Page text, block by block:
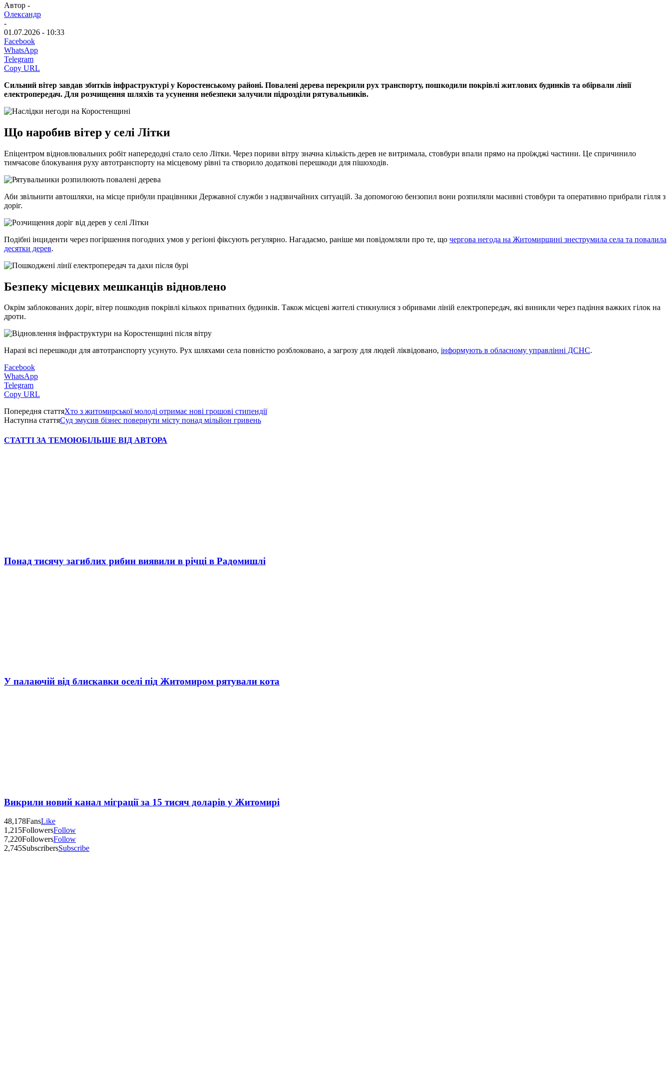
Автор -
Олександр
-
01.07.2026 - 10:33
Facebook
WhatsApp
Telegram
Copy URL
Сильний вітер завдав збитків інфраструктурі у Коростенському районі. Повалені дерева перекрили рух транспорту, пошкодили покрівлі житлових будинків та обірвали лінії
електропередач. Для розчищення шляхів та усунення небезпеки залучили підрозділи рятувальників.
Що наробив вітер у селі Літки
Епіцентром відновлювальних робіт напередодні стало село Літки. Через пориви вітру значна кількість дерев не витримала, стовбури впали прямо на проїжджі частини. Це спричинило
тимчасове блокування руху автотранспорту на місцевому рівні та створило додаткові перешкоди для пішоходів.
Аби звільнити автошляхи, на місце прибули працівники Державної служби з надзвичайних ситуацій. За допомогою бензопил вони розпиляли масивні стовбури та оперативно прибрали гілля з
доріг.
Подібні інциденти через погіршення погодних умов у регіоні фіксують регулярно. Нагадаємо, раніше ми повідомляли про те, що чергова негода на Житомирщині знеструмила села та повалила
десятки дерев.
Безпеку місцевих мешканців відновлено
Окрім заблокованих доріг, вітер пошкодив покрівлі кількох приватних будинків. Також місцеві жителі стикнулися з обривами ліній електропередач, які виникли через падіння важких гілок на
дроти.
Наразі всі перешкоди для автотранспорту усунуто. Рух шляхами села повністю розблоковано, а загрозу для людей ліквідовано, інформують в обласному управлінні ДСНС.
Facebook
WhatsApp
Telegram
Copy URL
Попередня статтяХто з житомирської молоді отримає нові грошові стипендії
Наступна статтяСуд змусив бізнес повернути місту понад мільйон гривень
СТАТТІ ЗА ТЕМОЮБІЛЬШЕ ВІД АВТОРА
Понад тисячу загиблих рибин виявили в річці в Радомишлі
У палаючій від блискавки оселі під Житомиром рятували кота
Викрили новий канал міграції за 15 тисяч доларів у Житомирі
48,178FansLike
1,215FollowersFollow
7,220FollowersFollow
2,745SubscribersSubscribe